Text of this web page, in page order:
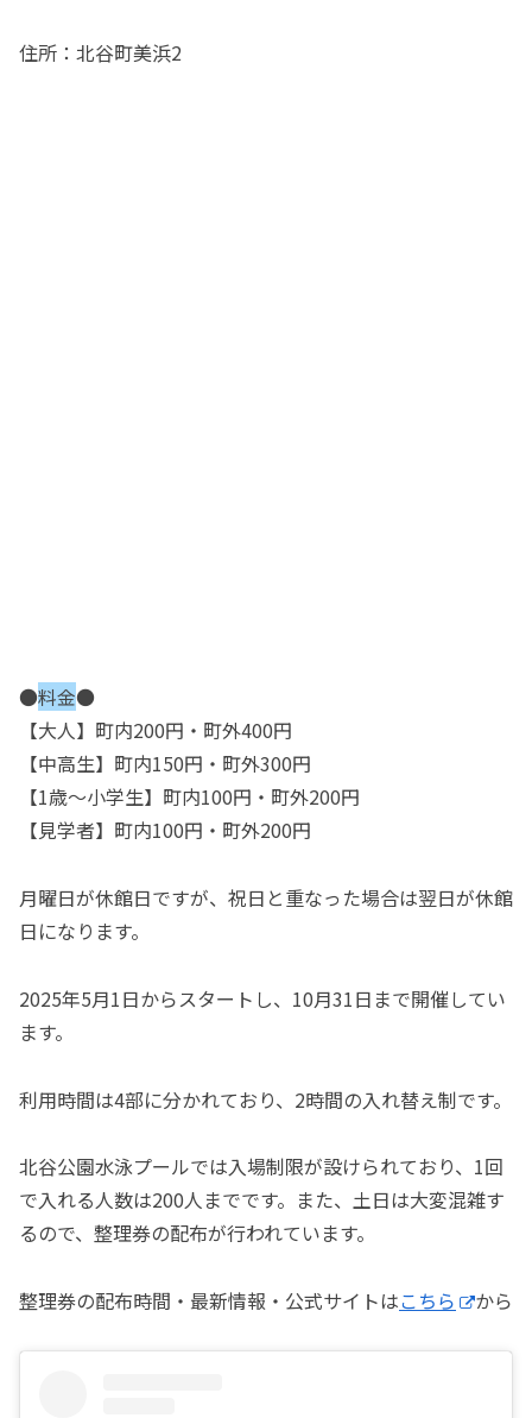
住所：北谷町美浜2
●料金●
【大人】町内200円・町外400円
【中高生】町内150円・町外300円
【1歳〜小学生】町内100円・町外200円
【見学者】町内100円・町外200円
月曜日が休館日ですが、祝日と重なった場合は翌日が休館
日になります。
2025年5月1日からスタートし、10月31日まで開催してい
ます。
利用時間は4部に分かれており、2時間の入れ替え制です。
北谷公園水泳プールでは入場制限が設けられており、1回
で入れる人数は200人までです。また、土日は大変混雑す
るので、整理券の配布が行われています。
整理券の配布時間・最新情報・公式サイトはこちら から